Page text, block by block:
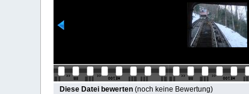
Diese Datei bewerten(noch keine Bewertung)